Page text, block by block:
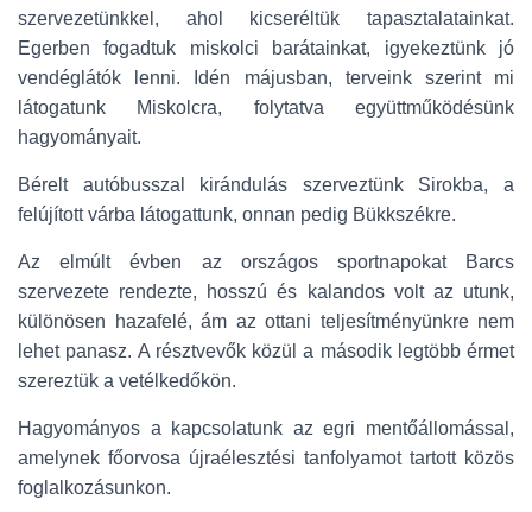
szervezetünkkel, ahol kicseréltük tapasztalatainkat.
Egerben fogadtuk miskolci barátainkat, igyekeztünk jó
vendéglátók lenni. Idén májusban, terveink szerint mi
látogatunk Miskolcra, folytatva együttműködésünk
hagyományait.
Bérelt autóbusszal kirándulás szerveztünk Sirokba, a
felújított várba látogattunk, onnan pedig Bükkszékre.
Az elmúlt évben az országos sportnapokat Barcs
szervezete rendezte, hosszú és kalandos volt az utunk,
különösen hazafelé, ám az ottani teljesítményünkre nem
lehet panasz. A résztvevők közül a második legtöbb érmet
szereztük a vetélkedőkön.
Hagyományos a kapcsolatunk az egri mentőállomással,
amelynek főorvosa újraélesztési tanfolyamot tartott közös
foglalkozásunkon.